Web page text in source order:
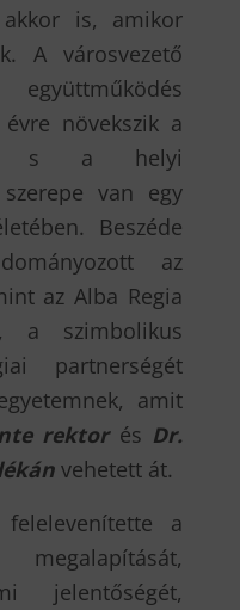
is, amikor
A városvezető
növekszik a
s a helyi
van egy
Beszéde
az
az Alba Regia
a szimbolikus
partnerségét
amit
rektorés Dr.
vehetett át.
felelevenítette a
jelentőségét,